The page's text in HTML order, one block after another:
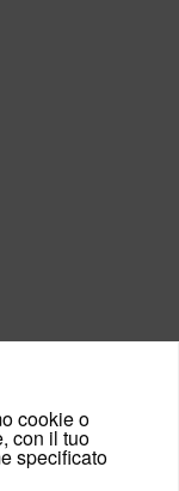
cookie o
con il tuo
specificato